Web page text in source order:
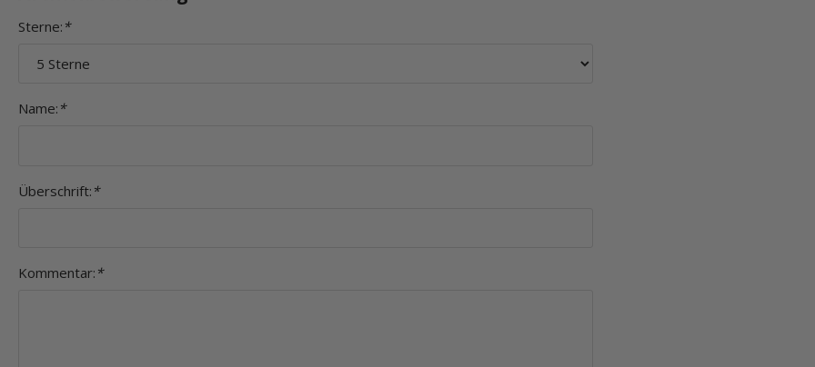
Sterne: *
Name: *
Überschrift: *
Kommentar: *